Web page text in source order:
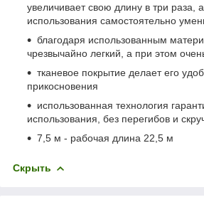
увеличивает свою длину в три раза,
использования самостоятельно
благодаря использованным
чрезвычайно легкий, а при этом
тканевое покрытие делает его
прикосновения
использованная технология
использования, без перегибов и
7,5 м - рабочая длина 22,5 м
Скрыть